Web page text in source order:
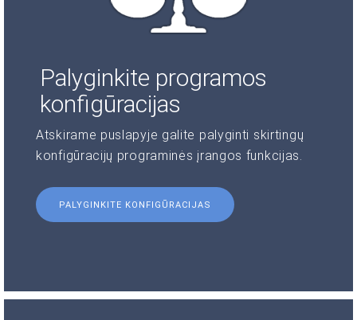
Palyginkite programos
konfigūracijas
Atskirame puslapyje galite palyginti skirtingų
konfigūracijų programinės įrangos funkcijas.
PALYGINKITE KONFIGŪRACIJAS